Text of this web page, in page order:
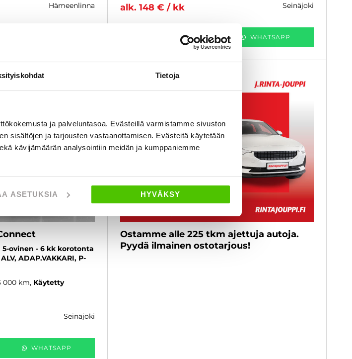
Tietoja
ja palveluntasoa. Evästeillä varmistamme sivuston
sisältöjen ja tarjousten vastaanottamisen. Evästeitä käytetään
kävijämäärän analysointiin meidän ja kumppaniemme
ASETUKSIA HYVÄKSY
hämeenlinna
alk. 148 € / kk
seinäjoki
KATSO TIEDOT WHATSAPP
5-ovinen - 6 kk korotonta
ADAP.VAKKARI, P-
000 km Käytetty
seinäjoki
WHATSAPP
Ostamme alle 225 tkm ajettuja autoja.
Pyydä ilmainen ostotarjous!